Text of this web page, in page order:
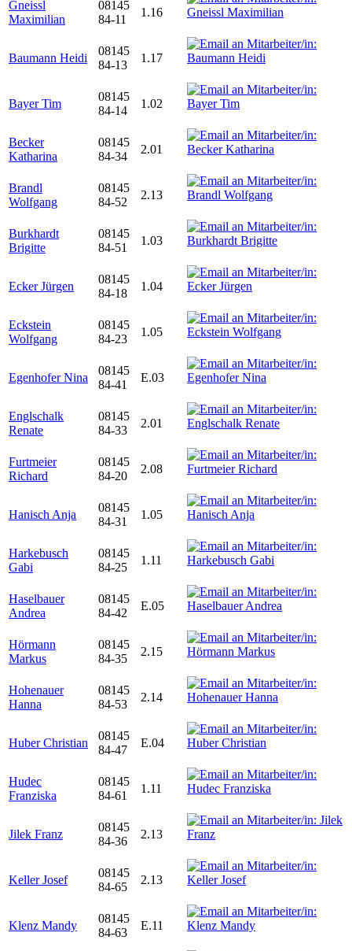
Gneissl
Maximilian
08145
84-11
1.16
Baumann Heidi
08145
84-13
1.17
Bayer Tim
08145
84-14
1.02
Becker
Katharina
08145
84-34
2.01
Brandl
Wolfgang
08145
84-52
2.13
Burkhardt
Brigitte
08145
84-51
1.03
Ecker Jürgen
08145
84-18
1.04
Eckstein
Wolfgang
08145
84-23
1.05
Egenhofer Nina
08145
84-41
E.03
Englschalk
Renate
08145
84-33
2.01
Furtmeier
Richard
08145
84-20
2.08
Hanisch Anja
08145
84-31
1.05
Harkebusch
Gabi
08145
84-25
1.11
Haselbauer
Andrea
08145
84-42
E.05
Hörmann
Markus
08145
84-35
2.15
Hohenauer
Hanna
08145
84-53
2.14
Huber Christian
08145
84-47
E.04
Hudec
Franziska
08145
84-61
1.11
Jilek Franz
08145
84-36
2.13
Keller Josef
08145
84-65
2.13
Klenz Mandy
08145
84-63
E.11